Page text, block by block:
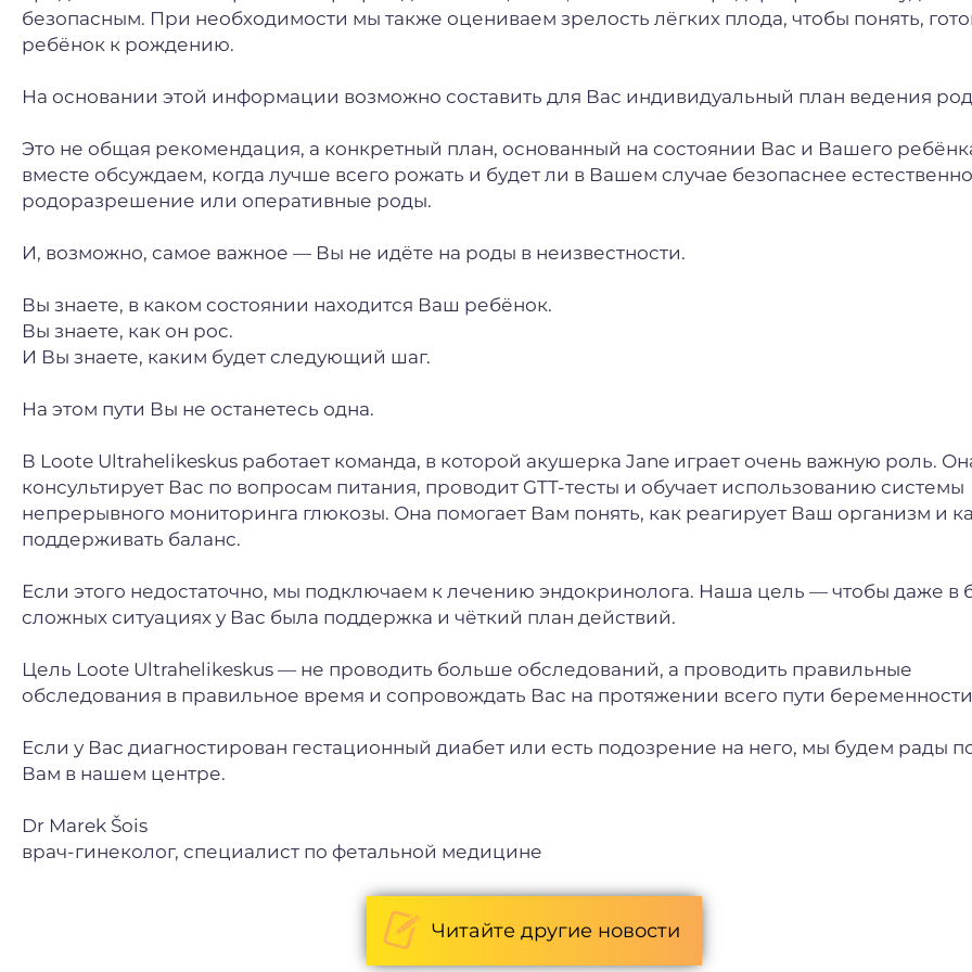
безопасным. При необходимости мы также оцениваем зрелость лёгких плода, чтобы понять,
ребёнок к рождению.
На основании этой информации возможно составить для Вас индивидуальный план ведения
Это не общая рекомендация, а конкретный план, основанный на состоянии Вас и Вашего
вместе обсуждаем, когда лучше всего рожать и будет ли в Вашем случае безопаснее
родоразрешение или оперативные роды.
И, возможно, самое важное — Вы не идёте на роды в неизвестности.
Вы знаете, в каком состоянии находится Ваш ребёнок.
Вы знаете, как он рос.
И Вы знаете, каким будет следующий шаг.
На этом пути Вы не останетесь одна.
В Loote Ultrahelikeskus работает команда, в которой акушерка Jane играет очень важную роль.
консультирует Вас по вопросам питания, проводит GTT-тесты и обучает использованию системы
непрерывного мониторинга глюкозы. Она помогает Вам понять, как реагирует Ваш организм и
поддерживать баланс.
Если этого недостаточно, мы подключаем к лечению эндокринолога. Наша цель — чтобы даже в
сложных ситуациях у Вас была поддержка и чёткий план действий.
Цель Loote Ultrahelikeskus — не проводить больше обследований, а проводить правильные
обследования в правильное время и сопровождать Вас на протяжении всего пути
Если у Вас диагностирован гестационный диабет или есть подозрение на него, мы будем рады
Вам в нашем центре.
Dr Marek Šois
врач-гинеколог, специалист по фетальной медицине
Читайте другие новости